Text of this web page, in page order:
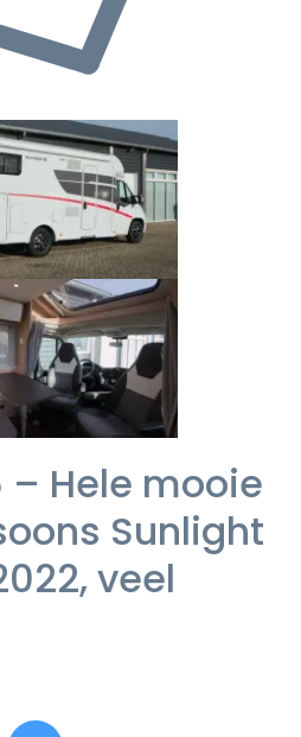
– Hele mooie
Sunlight
veel